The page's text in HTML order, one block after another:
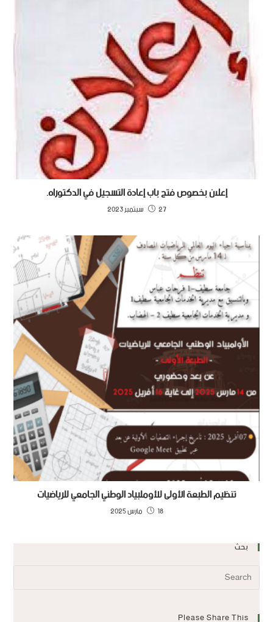
إعلان بخصوص فتح باب إعادة التسجيل في الدكتوراه.
27 سبتمبر 2023
تنظيم الطبعة الأولى للأوملبياد الوطني الجامعي للرياضيات
18 مارس 2025
بحث